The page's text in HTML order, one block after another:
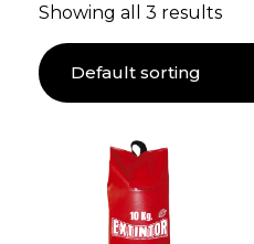
Showing all 3 results